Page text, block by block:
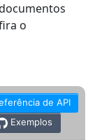
o
de API
Exemplos